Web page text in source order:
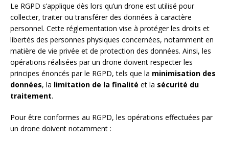
Le RGPD s’applique dès lors qu’un drone est utilisé pour
collecter, traiter ou transférer des données à caractère
personnel. Cette réglementation vise à protéger les droits et
libertés des personnes physiques concernées, notamment en
matière de vie privée et de protection des données. Ainsi, les
opérations réalisées par un drone doivent respecter les
principes énoncés par le RGPD, tels que la minimisation des
données, la limitation de la finalité et la sécurité du
traitement.
Pour être conformes au RGPD, les opérations effectuées par
un drone doivent notamment :